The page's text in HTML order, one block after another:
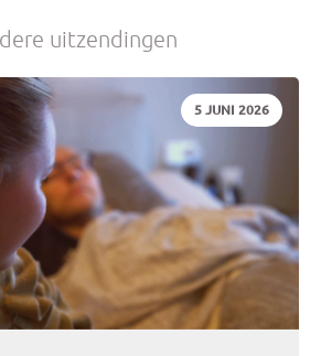
uitzendingen
DATUM:
5 JUNI 2026